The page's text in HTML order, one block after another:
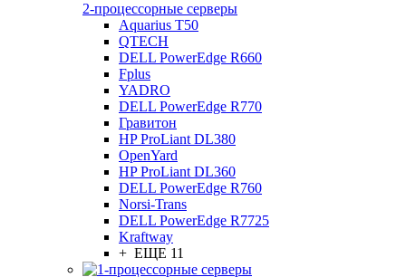
2-процессорные серверы
Aquarius T50
QTECH
DELL PowerEdge R660
Fplus
YADRO
DELL PowerEdge R770
Гравитон
HP ProLiant DL380
OpenYard
HP ProLiant DL360
DELL PowerEdge R760
Norsi-Trans
DELL PowerEdge R7725
Kraftway
+ ЕЩЕ 11